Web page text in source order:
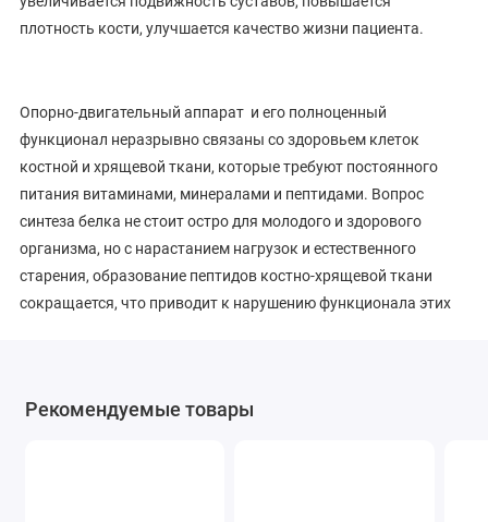
плотность кости, улучшается качество жизни пациента.
Опорно-двигательный аппарат и его полноценный
функционал неразрывно связаны со здоровьем клеток
костной и хрящевой ткани, которые требуют постоянного
питания витаминами, минералами и пептидами. Вопрос
синтеза белка не стоит остро для молодого и здорового
организма, но с нарастанием нагрузок и естественного
старения, образование пептидов костно-хрящевой ткани
сокращается, что приводит к нарушению функционала этих
рекомендуется применять комплекс
Рекомендуемые товары